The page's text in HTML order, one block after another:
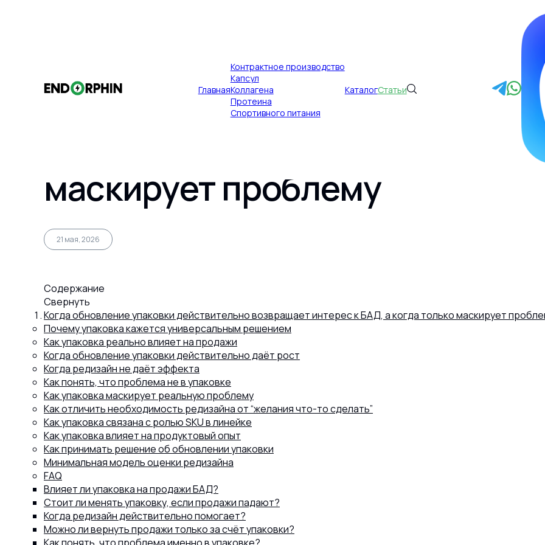
Главная
Контрактное производство
Капсул
Коллагена
Протеина
Спортивного питания
КаталогСтатьи
Главная
Контрактное производство
Капсул
Коллагена
Протеина
Спортивного питания
Каталог
Статьи
Когда обновление упаковки
возвращает интерес к БАД, а
маскирует проблему
21 мая, 2026
Содержание
Свернуть
Когда обновление упаковки действительно возвращает интерес к БАД, а когда только маскирует
Почему упаковка кажется универсальным решением
Как упаковка реально влияет на продажи
Когда обновление упаковки действительно даёт рост
Когда редизайн не даёт эффекта
Как понять, что проблема не в упаковке
Как упаковка маскирует реальную проблему
Как отличить необходимость редизайна от “желания что-то сделать”
Как упаковка связана с ролью SKU в линейке
Как упаковка влияет на продуктовый опыт
Как принимать решение об обновлении упаковки
Минимальная модель оценки редизайна
FAQ
Влияет ли упаковка на продажи БАД?
Стоит ли менять упаковку, если продажи падают?
Когда редизайн действительно помогает?
Можно ли вернуть продажи только за счёт упаковки?